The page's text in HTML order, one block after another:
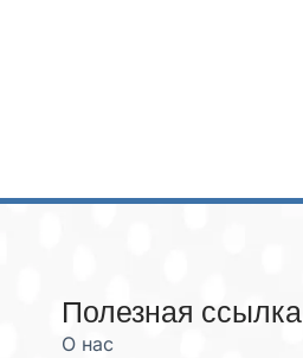
Полезная ссылка
О нас